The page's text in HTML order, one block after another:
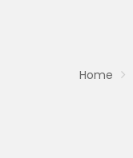
Home